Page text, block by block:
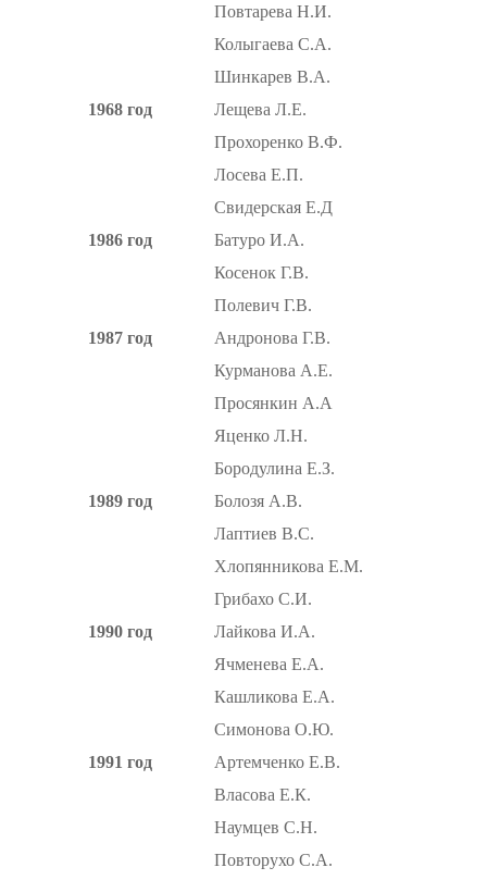
Повтарева Н.И.
Колыгаева С.А.
Шинкарев В.А.
1968 год
Лещева Л.Е.
Прохоренко В.Ф.
Лосева Е.П.
Свидерская Е.Д
1986 год
Батуро И.А.
Косенок Г.В.
Полевич Г.В.
1987 год
Андронова Г.В.
Курманова А.Е.
Просянкин А.А
Яценко Л.Н.
Бородулина Е.З.
1989 год
Болозя А.В.
Лаптиев В.С.
Хлопянникова Е.М.
Грибахо С.И.
1990 год
Лайкова И.А.
Ячменева Е.А.
Кашликова Е.А.
Симонова О.Ю.
1991 год
Артемченко Е.В.
Власова Е.К.
Наумцев С.Н.
Повторухо С.А.